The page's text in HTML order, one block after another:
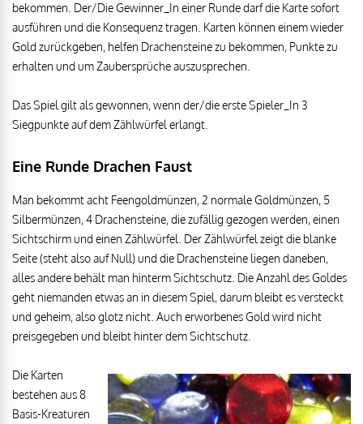
bekommen. Der/Die Gewinner_In einer Runde darf die Karte sofort
ausführen und die Konsequenz tragen. Karten können einem wieder
Gold zurückgeben, helfen Drachensteine zu bekommen, Punkte zu
erhalten und um Zaubersprüche auszusprechen.
Das Spiel gilt als gewonnen, wenn der/die erste Spieler_In 3
Siegpunkte auf dem Zählwürfel erlangt.
Eine Runde Drachen Faust
Man bekommt acht Feengoldmünzen, 2 normale Goldmünzen, 5
Silbermünzen, 4 Drachensteine, die zufällig gezogen werden, einen
Sichtschirm und einen Zählwürfel. Der Zählwürfel zeigt die blanke
Seite (steht also auf Null) und die Drachensteine liegen daneben,
alles andere behält man hinterm Sichtschutz. Die Anzahl des Goldes
geht niemanden etwas an in diesem Spiel, darum bleibt es versteckt
und geheim, also glotz nicht. Auch erworbenes Gold wird nicht
preisgegeben und bleibt hinter dem Sichtschutz.
Die Karten
bestehen aus 8
Basis-Kreaturen